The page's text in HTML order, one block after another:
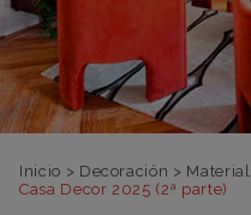
Inicio > Decoración > Material
Casa Decor 2025 (2ª parte)